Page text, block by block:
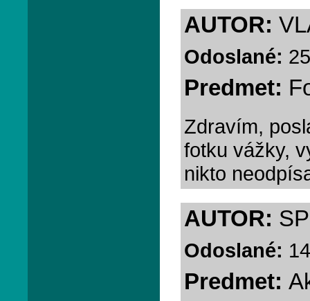
AUTOR:
Odoslané:
Predmet:
Zdravím,
fotku vážky,
nikto
AUTOR:
Odoslané:
Predmet: